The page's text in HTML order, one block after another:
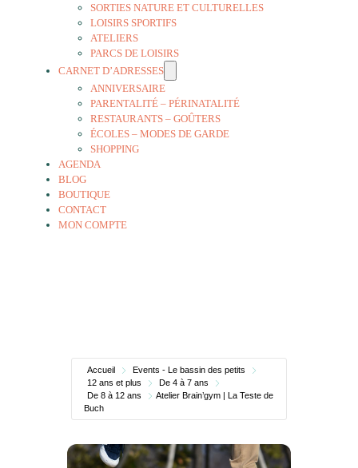
SORTIES NATURE ET CULTURELLES
LOISIRS SPORTIFS
ATELIERS
PARCS DE LOISIRS
CARNET D’ADRESSES
ANNIVERSAIRE
PARENTALITÉ – PÉRINATALITÉ
RESTAURANTS – GOÛTERS
ÉCOLES – MODES DE GARDE
SHOPPING
AGENDA
BLOG
BOUTIQUE
CONTACT
MON COMPTE
Accueil
Events - Le bassin des petits
12 ans et plus
De 4 à 7 ans
De 8 à 12 ans
Atelier Brain’gym | La Teste de
Buch